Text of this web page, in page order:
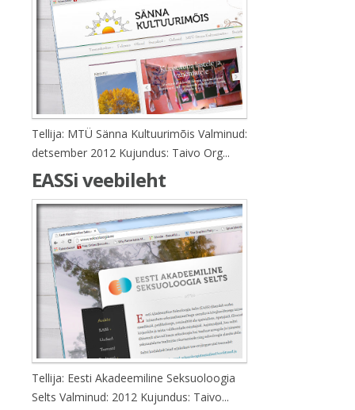
Tellija: MTÜ Sänna Kultuurimõis Valminud:
detsember 2012 Kujundus: Taivo Org...
EASSi veebileht
Tellija: Eesti Akadeemiline Seksuoloogia
Selts Valminud: 2012 Kujundus: Taivo...